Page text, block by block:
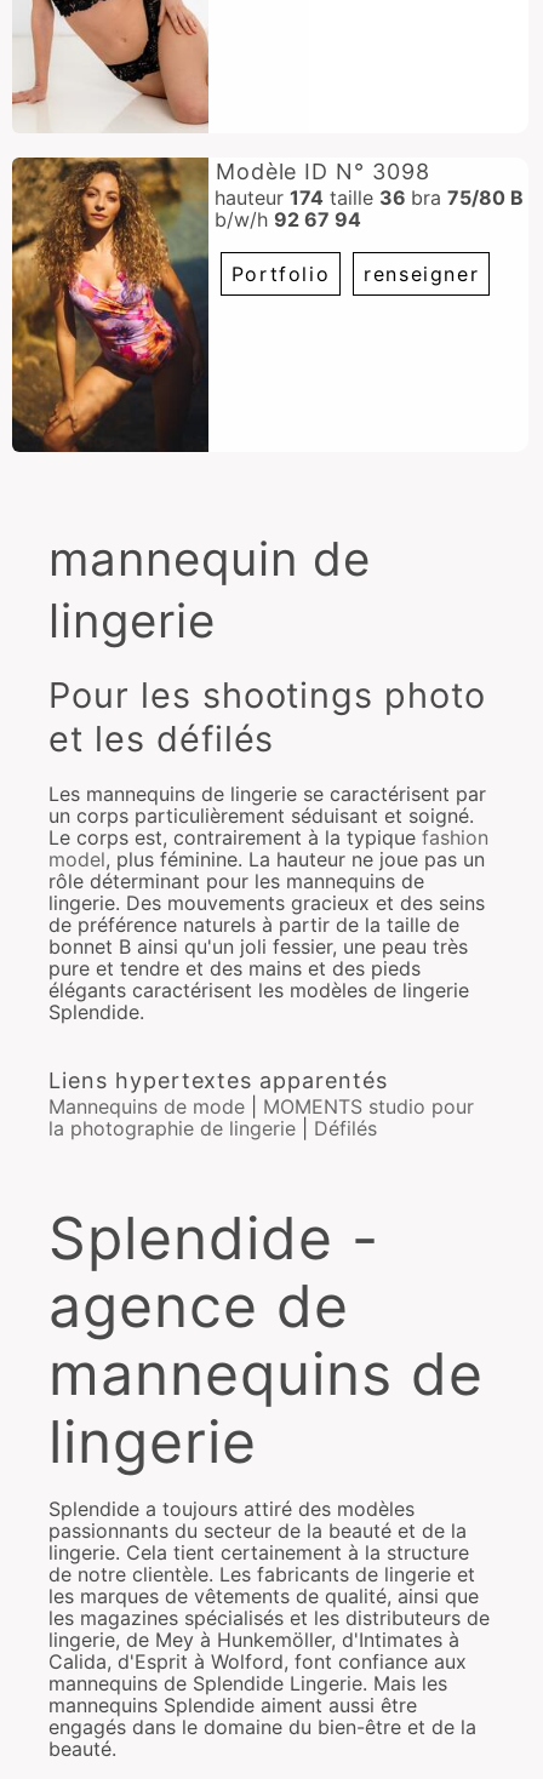
Modèle ID N° 3098
hauteur 174 taille 36 bra 75/80 B
b/w/h 92 67 94
Portfolio renseigner
mannequin de
lingerie
Pour les shootings photo
et les défilés
Les mannequins de lingerie se caractérisent par
un corps particulièrement séduisant et soigné.
Le corps est, contrairement à la typique fashion
model, plus féminine. La hauteur ne joue pas un
rôle déterminant pour les mannequins de
lingerie. Des mouvements gracieux et des seins
de préférence naturels à partir de la taille de
bonnet B ainsi qu'un joli fessier, une peau très
pure et tendre et des mains et des pieds
élégants caractérisent les modèles de lingerie
Splendide.
Liens hypertextes apparentés
Mannequins de mode
MOMENTS studio pour
la photographie de lingerie
Défilés
Splendide -
agence de
mannequins de
lingerie
Splendide a toujours attiré des modèles
passionnants du secteur de la beauté et de la
lingerie. Cela tient certainement à la structure
de notre clientèle. Les fabricants de lingerie et
les marques de vêtements de qualité, ainsi que
les magazines spécialisés et les distributeurs de
lingerie, de Mey à Hunkemöller, d'Intimates à
Calida, d'Esprit à Wolford, font confiance aux
mannequins de Splendide Lingerie. Mais les
mannequins Splendide aiment aussi être
engagés dans le domaine du bien-être et de la
beauté.